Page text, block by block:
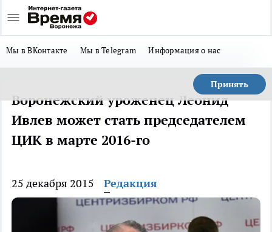
Мы в ВКонтакте Мы в Telegram Информация о нас
Принять
Воронежский уроженец Леонид
Ивлев может стать председателем
ЦИК в марте 2016-го
25 декабря 2015 Редакция